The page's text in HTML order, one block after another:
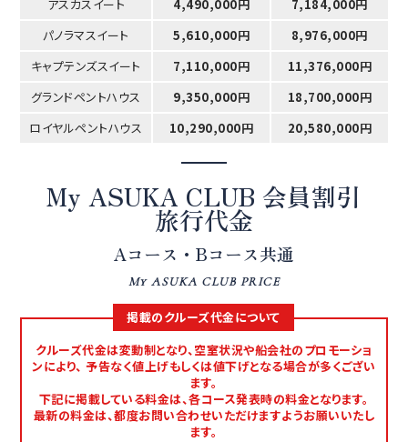
アスカスイート
パノラマスイート
キャプテンズスイート
グランドペントハウス
ロイヤルペントハウス
4,490,000円
5,610,000円
7,110,000円
9,350,000円
10,290,000円
7,184,000円
8,976,000円
11,376,000円
18,700,000円
20,580,000円
My ASUKA CLUB 会員割引
旅行代金
Aコース・Bコース共通
My ASUKA CLUB PRICE
掲載のクルーズ代金について
クルーズ代金は変動制となり、空室状況や船会社のプロモーショ
ンにより、 予告なく値上げもしくは値下げとなる場合が多くござい
ます。
下記に掲載している料金は、各コース発表時の料金となります。
最新の料金は、都度お問い合わせいただけますようお願いいたし
ます。